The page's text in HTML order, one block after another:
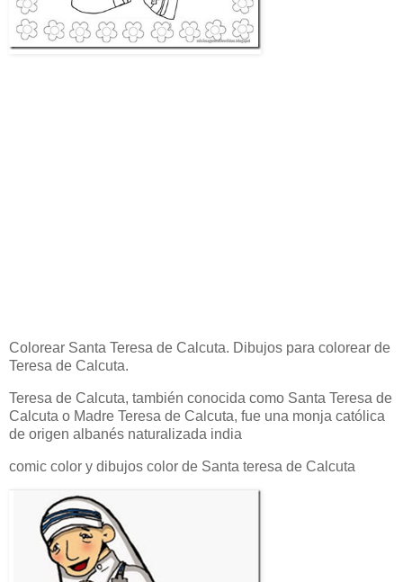
Colorear Santa Teresa de Calcuta. Dibujos para colorear de
Teresa de Calcuta.
Teresa de Calcuta, también conocida como Santa Teresa de
Calcuta o Madre Teresa de Calcuta, fue una monja católica
de origen albanés naturalizada india
comic color y dibujos color de Santa teresa de Calcuta